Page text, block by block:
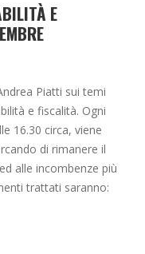
E
Piatti sui temi
e fiscalità. Ogni
16.30 circa, viene
di rimanere il
alle incombenze più
trattati saranno: